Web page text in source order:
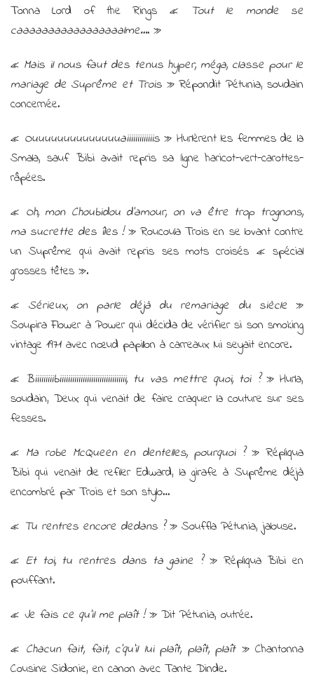
Tonna Lord of the Rings « Tout le monde se
caaaaaaaaaaaaaaaaalme…. »
« Mais il nous faut des tenus hyper, méga, classe pour le
mariage de Suprême et Trois » Répondit Pétunia, soudain
concernée.
« Ouuuuuuuuuuuuuuaiiiiiiiiiiiiis» Hurlèrent les femmes de la
Smala, sauf Bibi avait repris sa ligne haricot-vert-carottes-
râpées.
« Oh, mon Choubidou d’amour, on va être trop trognons,
ma sucrette des îles !» Roucoula Trois en se lovant contre
un Suprême qui avait repris ses mots croisés « spécial
grosses têtes ».
« Sérieux, on parle déjà du remariage du siècle»
Soupira Flower à Power qui décida de vérifier si son smoking
vintage 1971 avec nœud papillon à carreaux lui seyait encore.
« Biiiiiiiiibiiiiiiiiiiiiiiiiiiiiiiiiiiiiiiii, tu vas mettre quoi, toi ?» Hurla,
soudain, Deux qui venait de faire craquer la couture sur ses
fesses.
« Ma robe McQueen en dentelles, pourquoi ?» Répliqua
Bibi qui venait de refiler Edward, la girafe à Suprême déjà
encombré par Trois et son stylo…
« Tu rentres encore dedans ?» Souffla Pétunia, jalouse.
« Et toi, tu rentres dans ta gaine ? » Répliqua Bibi en
pouffant.
« Je fais ce qu’il me plaît !» Dit Pétunia, outrée.
« Chacun fait, fait, c’qu’il lui plaît, plaît, plaît» Chantonna
Cousine Sidonie, en canon avec Tante Dinde.